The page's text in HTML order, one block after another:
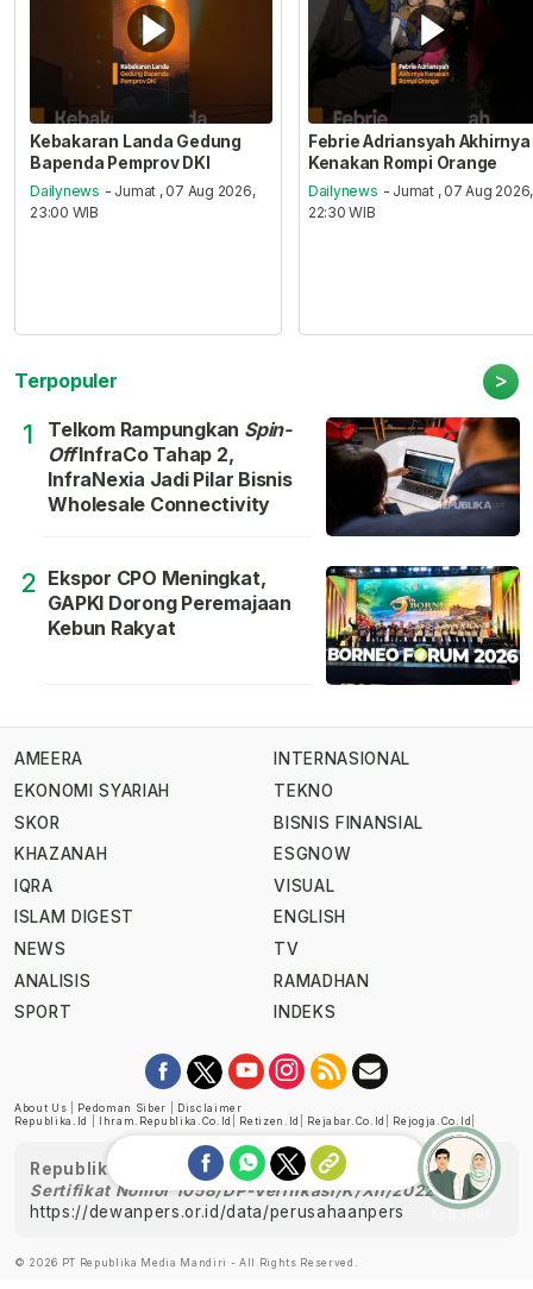
Kebakaran Landa Gedung
Bapenda Pemprov DKI
Dailynews - Jumat , 07 Aug 2026,
23:00 WIB
Febrie Adriansyah Akhirnya
Kenakan Rompi Orange
Dailynews - Jumat , 07 Aug 2026,
22:30 WIB
Terpopuler >
1 Telkom Rampungkan Spin-
OffInfraCo Tahap 2,
InfraNexia Jadi Pilar Bisnis
Wholesale Connectivity
2 Ekspor CPO Meningkat,
GAPKI Dorong Peremajaan
Kebun Rakyat
AMEERA
EKONOMI SYARIAH
SKOR
KHAZANAH
IQRA
ISLAM DIGEST
NEWS
ANALISIS
SPORT
INTERNASIONAL
TEKNO
BISNIS FINANSIAL
ESGNOW
VISUAL
ENGLISH
TV
RAMADHAN
INDEKS
About Us Pedoman Siber
Disclaimer
Republika.id
Ihram.republika.co.id Retizen.id Rejabar.co.id Rejogja.co.id
Republika telah diverifikasi oleh Dewan Pers
Sertifikat Nomor 1058/DP-Verifikasi/K/XII/2022
https://dewanpers.or.id/data/perusahaanpers
© 2026 PT Republika Media Mandiri - All Rights Reserved.
Ask me!